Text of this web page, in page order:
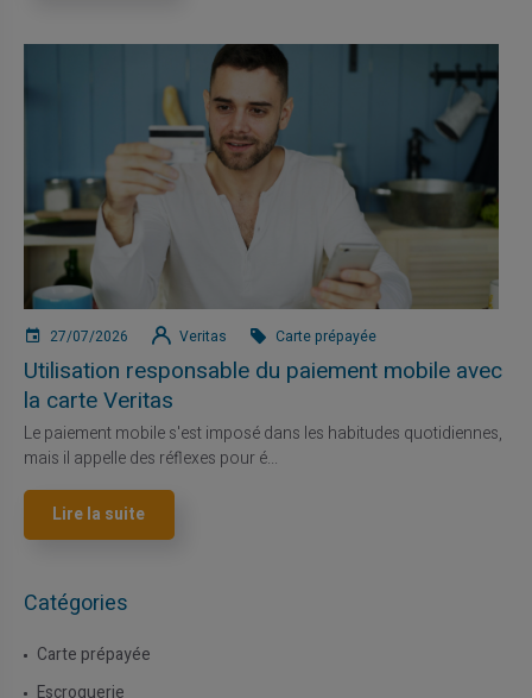
27/07/2026 Veritas Carte prépayée
Utilisation responsable du paiement mobile avec
la carte Veritas
Le paiement mobile s'est imposé dans les habitudes quotidiennes,
mais il appelle des réflexes pour é...
Lire la suite
Catégories
Carte prépayée